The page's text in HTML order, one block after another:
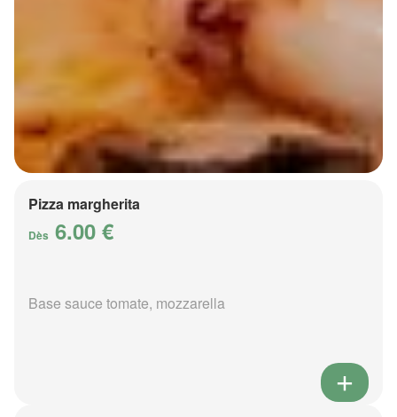
Pizza margherita
Dès 6.00 €
Base sauce tomate, mozzarella